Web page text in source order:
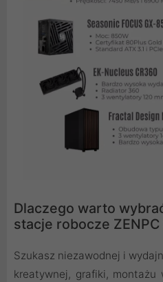
Dlaczego warto
stacje robocze
Szukasz niezawodnej i
kreatywnej, grafiki, montażu